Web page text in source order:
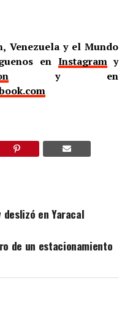
Venezuela y el Mundo
en Instagramy
y en
en Yaracal
de un estacionamiento